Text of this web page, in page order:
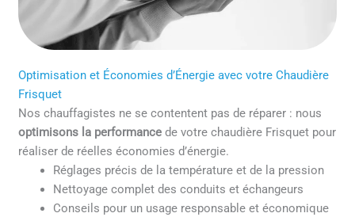
Optimisation et Économies d’Énergie avec votre Chaudière
Frisquet
Nos chauffagistes ne se contentent pas de réparer : nous
optimisons la performance de votre chaudière Frisquet pour
réaliser de réelles économies d’énergie.
Réglages précis de la température et de la pression
Nettoyage complet des conduits et échangeurs
Conseils pour un usage responsable et économique